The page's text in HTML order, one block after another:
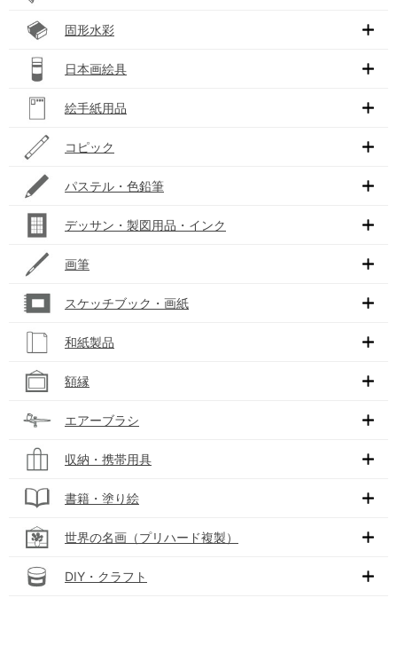
固形水彩
日本画絵具
絵手紙用品
コピック
パステル・色鉛筆
デッサン・製図用品・インク
画筆
スケッチブック・画紙
和紙製品
額縁
エアーブラシ
収納・携帯用具
書籍・塗り絵
世界の名画（プリハード複製）
DIY・クラフト